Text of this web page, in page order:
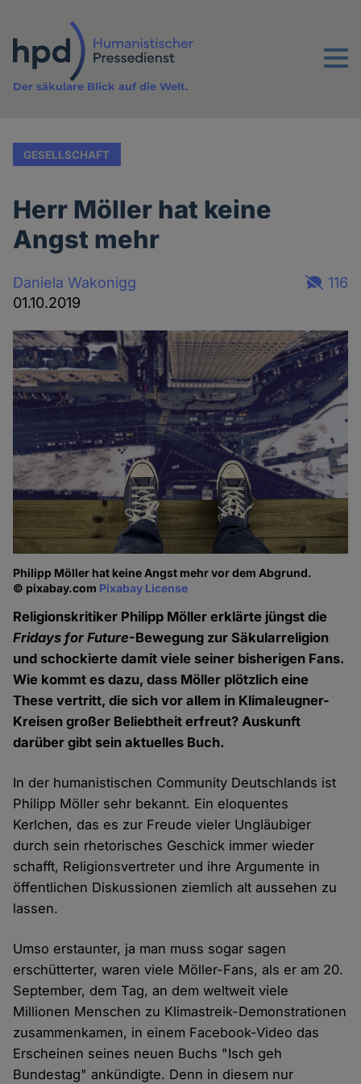
Inhalt
Menu
Der säkulare Blick auf die Welt.
GESELLSCHAFT
Herr Möller hat keine
Angst mehr
Daniela Wakonigg
01.10.2019
116
Philipp Möller hat keine Angst mehr vor dem Abgrund.
© pixabay.com Pixabay License
Religionskritiker Philipp Möller erklärte jüngst die
Fridays for Future-Bewegung zur Säkularreligion
und schockierte damit viele seiner bisherigen Fans.
Wie kommt es dazu, dass Möller plötzlich eine
These vertritt, die sich vor allem in Klimaleugner-
Kreisen großer Beliebtheit erfreut? Auskunft
darüber gibt sein aktuelles Buch.
In der humanistischen Community Deutschlands ist
Philipp Möller sehr bekannt. Ein eloquentes
Kerlchen, das es zur Freude vieler Ungläubiger
durch sein rhetorisches Geschick immer wieder
schafft, Religionsvertreter und ihre Argumente in
öffentlichen Diskussionen ziemlich alt aussehen zu
lassen.
Umso erstaunter, ja man muss sogar sagen
erschütterter, waren viele Möller-Fans, als er am 20.
September, dem Tag, an dem weltweit viele
Millionen Menschen zu Klimastreik-Demonstrationen
zusammenkamen, in einem Facebook-Video das
Erscheinen seines neuen Buchs "Isch geh
Bundestag" ankündigte. Denn in diesem nur